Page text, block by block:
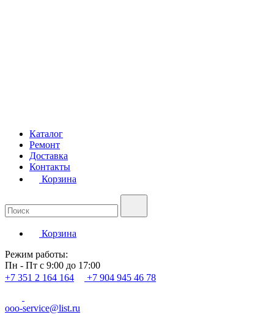
Каталог
Ремонт
Доставка
Контакты
Корзина
Корзина
Режим работы:
Пн - Пт с 9:00 до 17:00
+7 351 2 164 164
+7 904 945 46 78
ooo-service@list.ru